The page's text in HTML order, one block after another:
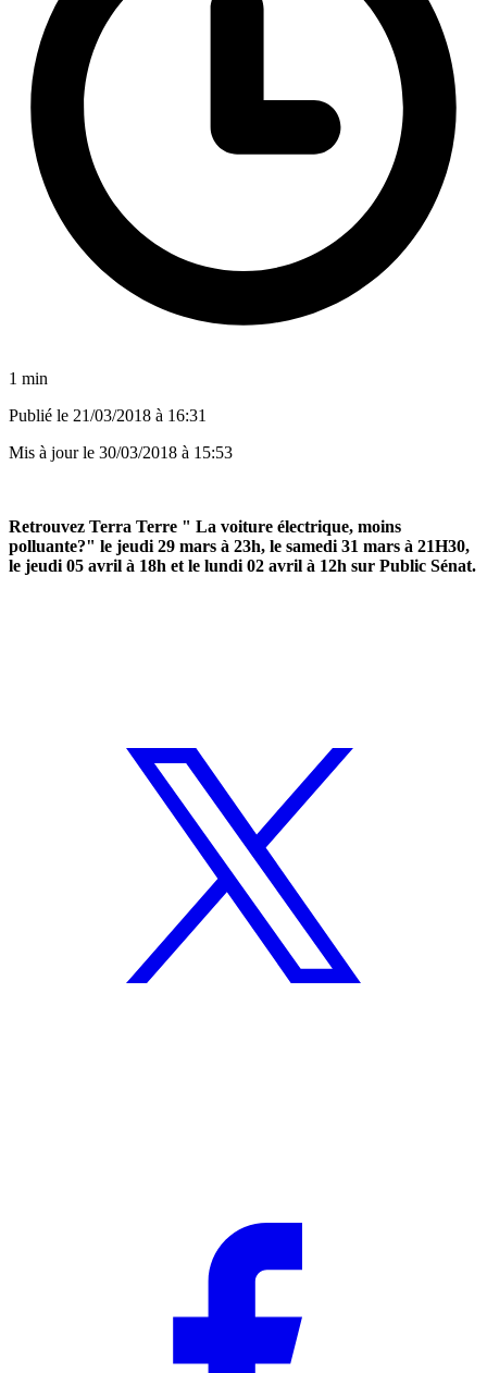
1 min
Publié le 21/03/2018 à 16:31
Mis à jour le 30/03/2018 à 15:53
Retrouvez Terra Terre " La voiture électrique, moins
polluante?" le jeudi 29 mars à 23h, le samedi 31 mars à 21H30,
le jeudi 05 avril à 18h et le lundi 02 avril à 12h sur Public Sénat.